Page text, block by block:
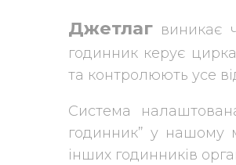
Джетлаг виникає
годинник керує
та контролюють усе
Система
годинник” у нашому
інших годинників